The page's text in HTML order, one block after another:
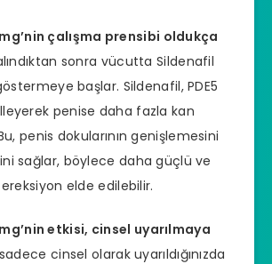
çalışma prensibi oldukça
sonra vücutta Sildenafil
başlar. Sildenafil, PDE5
penise daha fazla kan
Bu, penis dokularının genişlemesini
sağlar, böylece daha güçlü ve
elde edilebilir.
etkisi, cinsel uyarılmaya
cinsel olarak uyarıldığınızda